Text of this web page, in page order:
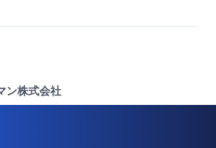
ン株式会社